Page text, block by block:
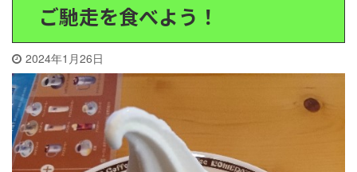
ご馳走を食べよう！
2024年1月26日